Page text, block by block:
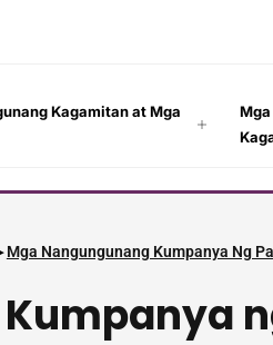
Kagamitan at Mga
Mga
Mga Nangungunang Kumpanya Ng
Kumpanya